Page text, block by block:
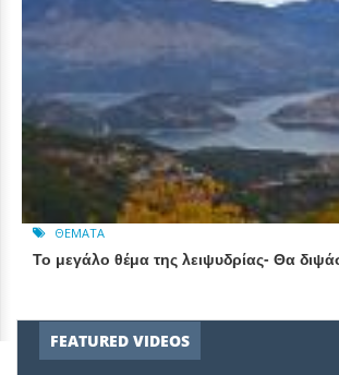
ΘΈΜΑΤΑ
Το μεγάλο θέμα της λειψυδρίας- Θα
FEATURED VIDEOS